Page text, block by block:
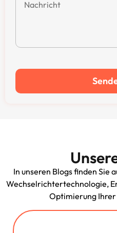
In unseren Blogs finden Sie
Wechselrichtertechnologie,
Optimierung Ihrer